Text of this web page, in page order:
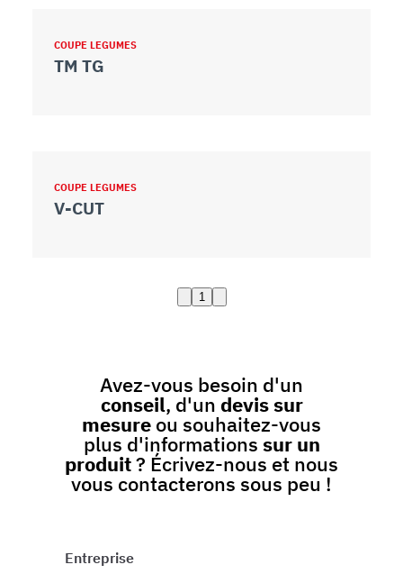
COUPE LEGUMES
TM TG
COUPE LEGUMES
V-CUT
1
Avez-vous besoin d'un
conseil, d'un devis sur
mesure ou souhaitez-vous
plus d'informations sur un
produit? Écrivez-nous et nous
vous contacterons sous peu !
Entreprise